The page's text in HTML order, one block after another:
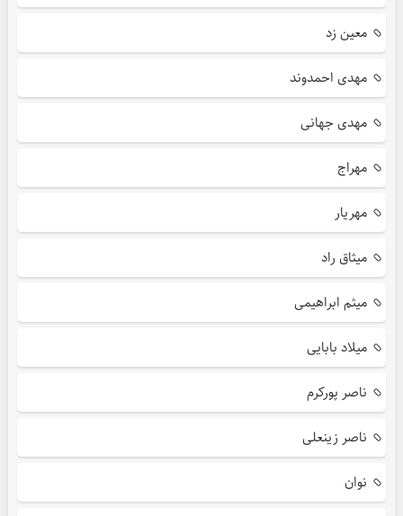
معین زد
مهدی احمدوند
مهدی جهانی
مهراج
مهریار
میثاق راد
میثم ابراهیمی
میلاد بابایی
ناصر پورکرم
ناصر زینعلی
نوان